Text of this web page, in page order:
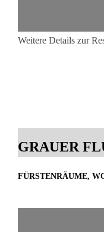
Weitere Details zur
GRAUER
FÜRSTENRÄUME,